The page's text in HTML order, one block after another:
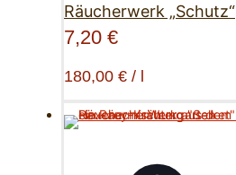
Räucherwerk „Schutz“
7,20 €
180,00 € /